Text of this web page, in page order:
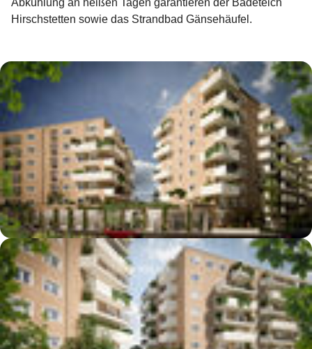
Hirschstetten sowie das Strandbad Gänsehäufel.